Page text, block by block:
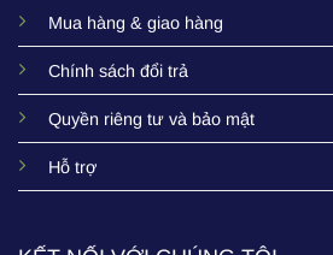
Mua hàng & giao hàng
Chính sách đổi trả
Quyền riêng tư và bảo mật
Hỗ trợ